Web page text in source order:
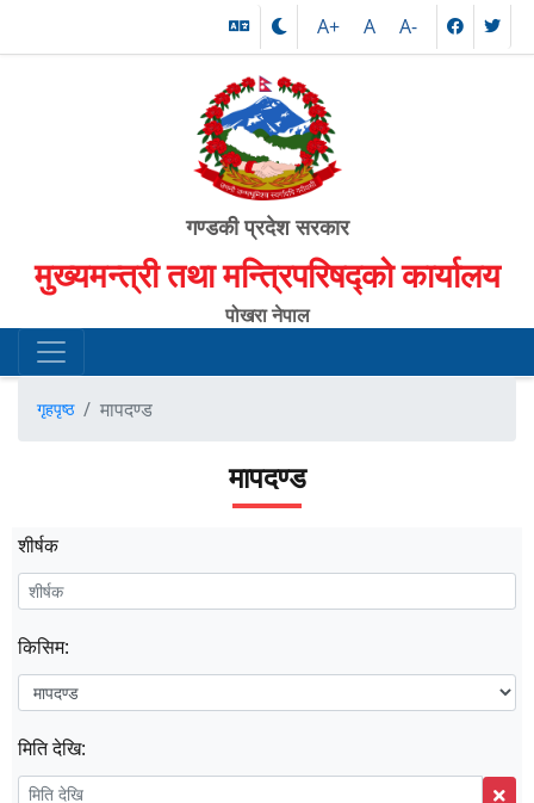
A+ A A-
गण्डकी प्रदेश सरकार
मुख्यमन्त्री तथा मन्त्रिपरिषद्को कार्यालय
पोखरा नेपाल
गृहपृष्ठ मापदण्ड
मापदण्ड
शीर्षक
किसिम:
मिति देखि: